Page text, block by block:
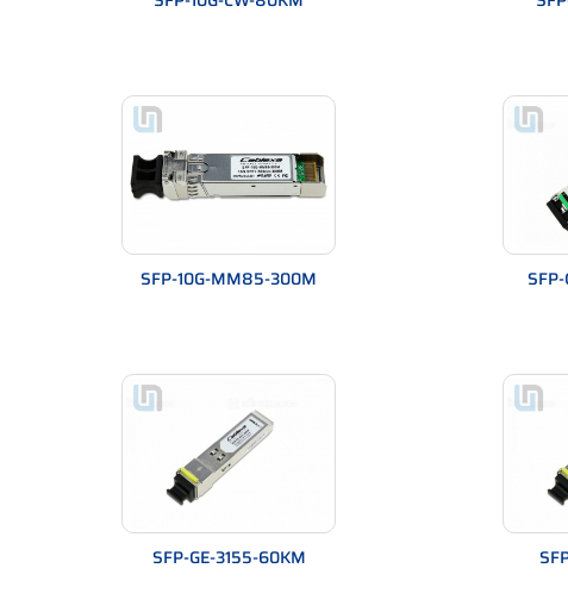
Không bị nhiễu điện
Nhược điểm
Chi phí đầu tư ban đầu cao hơn
Thi công phức tạp hơn
Một lỗi phổ biến là chọn đúng cáp nhưng dùng phụ kiện
Khoảng cách xa → chọn single-mode
Nội bộ tòa nhà → chọn multi-mode
Có switch quang → dùng module SFP phù hợp
Không có → dùng media converter
Quy trình chọn thực tế
SFP-10G-MM85-300M
SFP-GE-3155-60KM